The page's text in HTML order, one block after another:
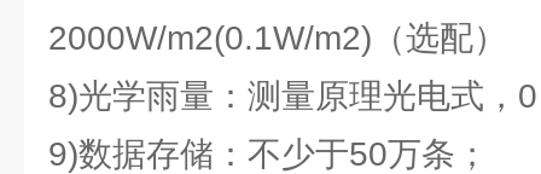
2000W/m2(0.1W/m2)（选配）
8)光学雨量：测量原理光电式，
9)数据存储：不少于50万条；